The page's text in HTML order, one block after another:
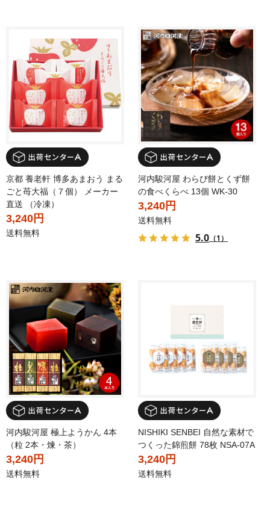
京都 養老軒 博多あまおう まる
ごと苺大福（７個） メーカー
直送 （冷凍）
3,240円
送料無料
河内駿河屋 わらび餅とくず餅
の食べくらべ 13個 WK-30
3,240円
送料無料
5.0 （1）
河内駿河屋 極上ようかん 4本
（粒 2本・煉・茶）
3,240円
送料無料
NISHIKI SENBEI 自然な素材で
つくった錦煎餅 78枚 NSA-07A
3,240円
送料無料